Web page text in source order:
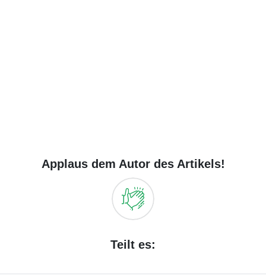
Applaus dem Autor des Artikels!
Teilt es: